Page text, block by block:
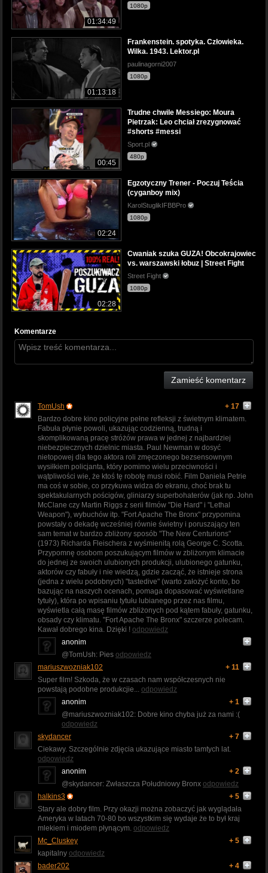
01:34:49
1080p
01:13:18
Frankenstein. spotyka. Człowieka.
Wilka. 1943. Lektor.pl
paulinagorni2007
1080p
00:45
Trudne chwile Messiego: Moura
Pietrzak: Leo chciał zrezygnować
#shorts #messi
Sport.pl
480p
02:24
Egzotyczny Trener - Poczuj Teścia
(cyganboy mix)
KarolStuglikIFBBPro
1080p
02:28
Cwaniak szuka GUZA! Obcokrajowiec
vs. warszawski łobuz | Street Fight
Street Fight
1080p
Komentarze
Zamieść komentarz
TomUsh
+ 17
Bardzo dobre kino policyjne pełne refleksji z świetnym klimatem.
Fabuła płynie powoli, ukazując codzienną, trudną i
skomplikowaną pracę stróżów prawa w jednej z najbardziej
niebezpiecznych dzielnic miasta. Paul Newman w dosyć
nietopowej dla tego aktora roli zmęczonego bezsensownym
wysiłkiem policjanta, który pomimo wielu przeciwności i
wątpliwości wie, że ktoś tę robotę musi robić. Film Daniela Petrie
ma coś w sobie, co przykuwa widza do ekranu, choć brak tu
spektakularnych pościgów, gliniarzy superbohaterów (jak np. John
McClane czy Martin Riggs z serii filmów "Die Hard" i "Lethal
Weapon"), wybuchów itp. "Fort Apache The Bronx" przypomina
powstały o dekadę wcześniej równie świetny i poruszający ten
sam temat w bardzo zbliżony sposób "The New Centurions"
(1973) Richarda Fleischera z wyśmienitą rolą George C. Scotta.
Przypomnę osobom poszukującym filmów w zbliżonym klimacie
do jednej ze swoich ulubionych produkcji, ulubionego gatunku,
aktorów czy fabuły i nie wiedzą, gdzie zacząć, że istnieje strona
(jedna z wielu podobnych) "tastedive" (warto założyć konto, bo
bazując na naszych ocenach, pomaga dopasować wyświetlane
tytuły), która po wpisaniu tytułu lubianego przez nas filmu,
wyświetla całą masę filmów zbliżonych pod kątem fabuły, gatunku,
obsady czy klimatu. "Fort Apache The Bronx" szczerze polecam.
Kawał dobrego kina. Dzięki ! odpowiedz
anonim
@TomUsh: Pies odpowiedz
mariuszwozniak102
+ 11
Super film! Szkoda, że w czasach nam współczesnych nie
powstają podobne produkcjie... odpowiedz
anonim
+ 1
@mariuszwozniak102: Dobre kino chyba już za nami :(
odpowiedz
skydancer
+ 7
Ciekawy. Szczególnie zdjęcia ukazujące miasto tamtych lat.
odpowiedz
anonim
+ 2
@skydancer: Zwłaszcza Południowy Bronx odpowiedz
halkins3
+ 5
Stary ale dobry film. Przy okazji można zobaczyć jak wyglądała
Ameryka w latach 70-80 bo wszystkim się wydaje że to był kraj
mlekiem i miodem płynącym. odpowiedz
Mc_Cluskey
+ 5
kapitalny odpowiedz
bader202
+ 4